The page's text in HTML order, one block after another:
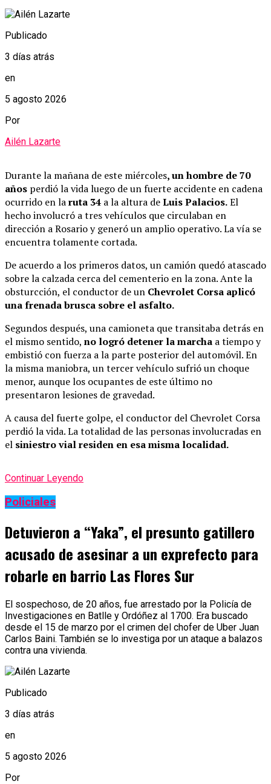
Publicado
3 días atrás
en
5 agosto 2026
Por
Ailén Lazarte
Durante la mañana de este miércoles, un hombre de 70
años perdió la vida luego de un fuerte accidente en cadena
ocurrido en laruta 34 a la altura deLuis Palacios.El
hecho involucró a tres vehículos que circulaban en
dirección a Rosario y generó un amplio operativo. La vía se
encuentra tolamente cortada.
De acuerdo a los primeros datos, un camión quedó atascado
sobre la calzada cerca del cementerio en la zona. Ante la
obsturcción, el conductor de un Chevrolet Corsa aplicó
una frenada brusca sobre el asfalto.
Segundos después, una camioneta que transitaba detrás en
el mismo sentido, no logró detener la marcha a tiempo y
embistió con fuerza a la parte posterior del automóvil. En
la misma maniobra, un tercer vehículo sufrió un choque
menor, aunque los ocupantes de este último no
presentaron lesiones de gravedad.
A causa del fuerte golpe, el conductor del Chevrolet Corsa
perdió la vida. La totalidad de las personas involucradas en
el siniestro vial residen en esa misma localidad.
Continuar Leyendo
Policiales
Detuvieron a “Yaka”, el presunto gatillero
acusado de asesinar a un exprefecto para
robarle en barrio Las Flores Sur
El sospechoso, de 20 años, fue arrestado por la Policía de
Investigaciones en Batlle y Ordóñez al 1700. Era buscado
desde el 15 de marzo por el crimen del chofer de Uber Juan
Carlos Baini. También se lo investiga por un ataque a balazos
contra una vivienda.
Publicado
3 días atrás
en
5 agosto 2026
Por